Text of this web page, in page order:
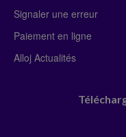
Signaler une erreur
Paiement en ligne
Alloj Actualités